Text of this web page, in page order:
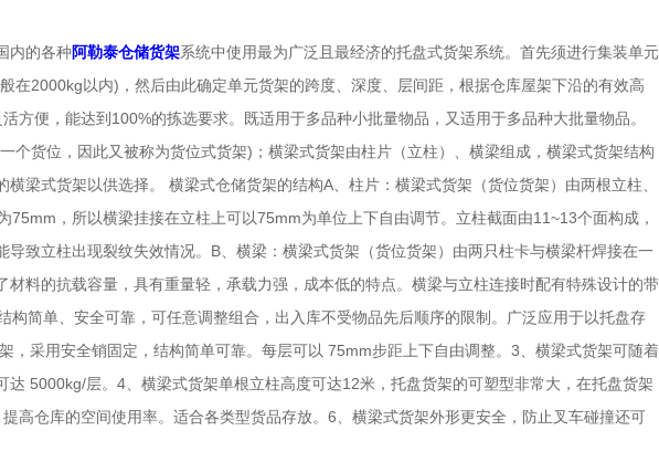
内的各种阿勒泰仓储货架系统中使用最为广泛且最经济的托盘式货架系统。首先须进行集装单元
2000kg以内)，然后由此确定单元货架的跨度、深度、层间距，根据仓库屋架下沿的有效高
便，能达到100%的拣选要求。既适用于多品种小批量物品，又适用于多品种大批量物品。
货位，因此又被称为货位式货架)；横梁式货架由柱片（立柱）、横梁组成，横梁式货架结构
梁式货架以供选择。 横梁式仓储货架的结构A、柱片：横梁式货架（货位货架）由两根立柱、
，所以横梁挂接在立柱上可以75mm为单位上下自由调节。立柱截面由11~13个面构成，
致立柱出现裂纹失效情况。B、横梁：横梁式货架（货位货架）由两只柱卡与横梁杆焊接在一
料的抗载容量，具有重量轻，承载力强，成本低的特点。横梁与立柱连接时配有特殊设计的带
简单、安全可靠，可任意调整组合，出入库不受物品先后顺序的限制。广泛应用于以托盘存
采用安全销固定，结构简单可靠。每层可以 75mm步距上下自由调整。3、横梁式货架可随着
5000kg/层。4、横梁式货架单根立柱高度可达12米，托盘货架的可塑型非常大，在托盘货架
高仓库的空间使用率。适合各类型货品存放。6、横梁式货架外形更安全，防止叉车碰撞还可